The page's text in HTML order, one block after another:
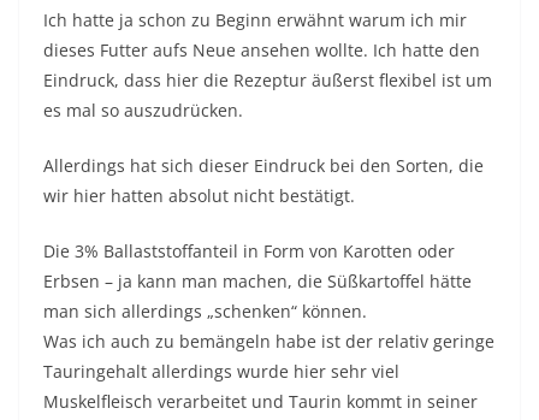
Ich hatte ja schon zu Beginn erwähnt warum ich mir
dieses Futter aufs Neue ansehen wollte. Ich hatte den
Eindruck, dass hier die Rezeptur äußerst flexibel ist um
es mal so auszudrücken.
Allerdings hat sich dieser Eindruck bei den Sorten, die
wir hier hatten absolut nicht bestätigt.
Die 3% Ballaststoffanteil in Form von Karotten oder
Erbsen – ja kann man machen, die Süßkartoffel hätte
man sich allerdings „schenken“ können.
Was ich auch zu bemängeln habe ist der relativ geringe
Tauringehalt allerdings wurde hier sehr viel
Muskelfleisch verarbeitet und Taurin kommt in seiner